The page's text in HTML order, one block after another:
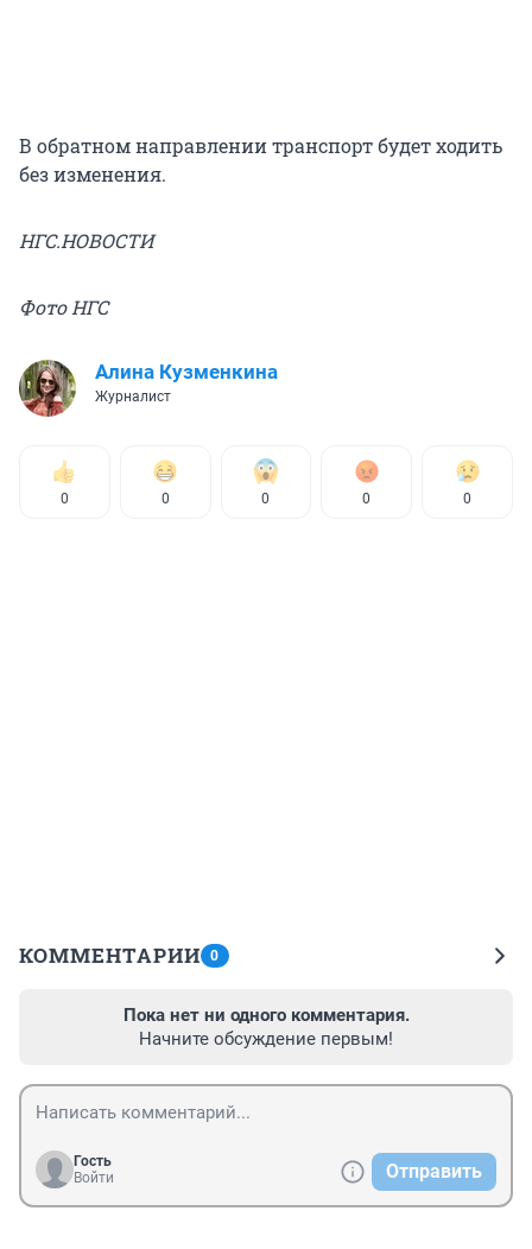
В обратном направлении транспорт будет ходить
без изменения.
НГС.НОВОСТИ
Фото НГС
Алина Кузменкина
Журналист
0 0 0 0 0
КОММЕНТАРИИ 0
Пока нет ни одного комментария.
Начните обсуждение первым!
Гость
Войти
Отправить